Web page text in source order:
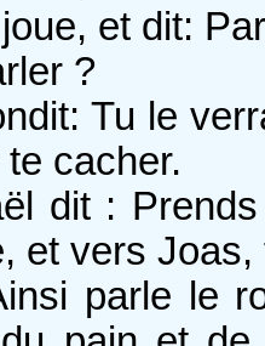
et dit:
?
Tu le
cacher.
dit :
et vers Joas,
parle le